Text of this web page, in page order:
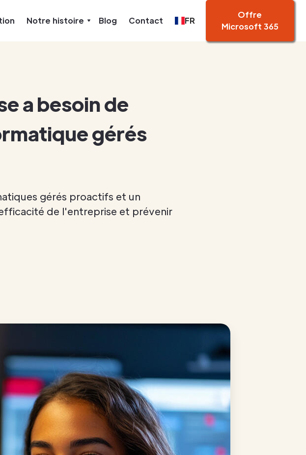
Notre histoire Blog Contact FR
Offre
Microsoft 365
a besoin de
gérés
gérés proactifs et un
de l'entreprise et prévenir